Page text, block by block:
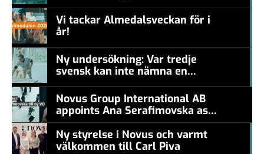
Vi tackar Almedalsveckan för i
år!
Ny undersökning: Var tredje
svensk kan inte nämna en
Novus Group International AB
appoints Ana Serafimovska as
new CEO
Ny styrelse i Novus och varmt
välkommen till Carl Piva